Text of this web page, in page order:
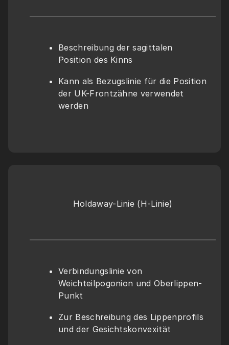
Beschreibung der sagittalen
Position des Kinns
Kann als Bezugslinie für die Position
der UK-Frontzähne verwendet
werden
Holdaway-Linie (H-Linie)
Verbindungslinie von
Weichteilpogonion und Oberlippen-
Punkt
Zur Beschreibung des Lippenprofils
und der Gesichtskonvexität